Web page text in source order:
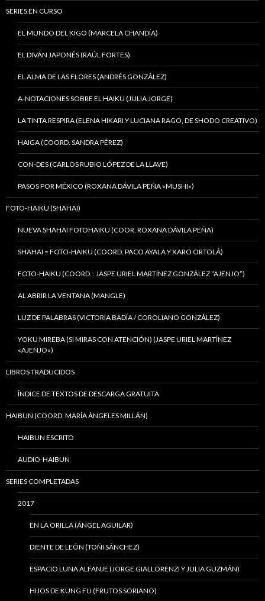
SERIES EN CURSO
EL MUNDO DEL KIGO (MARCELA CHANDÍA)
EL DIVÁN JAPONÉS (RAÚL FORTES)
EL ALMA DE LAS FLORES (ANDRÉS GONZÁLEZ)
A-NOTACIONES SOBRE EL HAIKU (JULIA JORGE)
LA TINTA RESPIRA (ELENA HIKARI Y LUCIANA RAGO, DE SHODO CREATIVO)
HAIGA (COORD. SANDRA PÉREZ)
CON-DES (CARLOS RUBIO LÓPEZ DE LA LLAVE)
PASOS POR MÉXICO (ROXANA DÁVILA PEÑA «MUSHI»)
FOTO-HAIKU (SHAHAI)
NUEVA SHAHAI FOTOHAIKU (COOR. ROXANA DÁVILA PEÑA)
SHAHAI = FOTO-HAIKU (COORD. PACO AYALA Y XARO ORTOLÁ)
FOTO-HAIKU (COORD. : JASPE URIEL MARTÍNEZ GONZÁLEZ “AJENJO”)
AL ABRIR LA VENTANA (MANGLE)
LUZ DE PALABRAS (VICTORIA BADÍA / COROLIANO GONZÁLEZ)
YOKU MIREBA (SI MIRAS CON ATENCIÓN) (JASPE URIEL MARTÍNEZ
«AJENJO»)
LIBROS TRADUCIDOS
ÍNDICE DE TEXTOS DE DESCARGA GRATUITA
HAIBUN (COORD. MARÍA ÁNGELES MILLÁN)
HAIBUN ESCRITO
AUDIO-HAIBUN
SERIES COMPLETADAS
2017
EN LA ORILLA (ÁNGEL AGUILAR)
DIENTE DE LEÓN (TOÑI SÁNCHEZ)
ESPACIO LUNA ALFANJE (JORGE GIALLORENZI Y JULIA GUZMÁN)
HIJOS DE KUNG FU (FRUTOS SORIANO)